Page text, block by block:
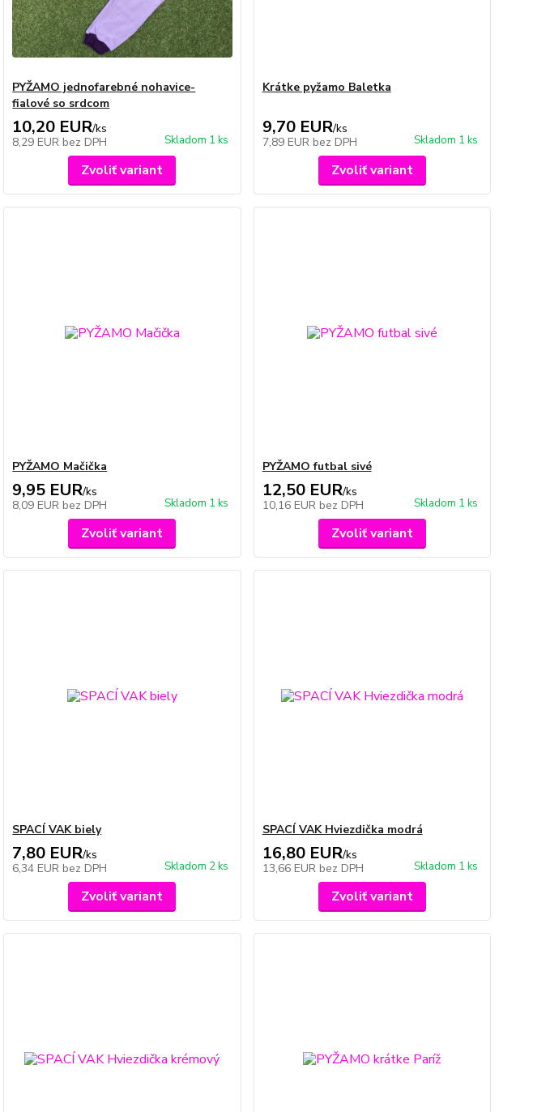
PYŽAMO jednofarebné nohavice-
fialové so srdcom
10,20 EUR/ks
8,29 EUR bez DPH Skladom 1 ks
Zvoliť variant
Krátke pyžamo Baletka
9,70 EUR/ks
7,89 EUR bez DPH Skladom 1 ks
Zvoliť variant
PYŽAMO Mačička
9,95 EUR/ks
8,09 EUR bez DPH Skladom 1 ks
Zvoliť variant
PYŽAMO futbal sivé
12,50 EUR/ks
10,16 EUR bez DPH Skladom 1 ks
Zvoliť variant
SPACÍ VAK biely
7,80 EUR/ks
6,34 EUR bez DPH Skladom 2 ks
Zvoliť variant
SPACÍ VAK Hviezdička modrá
16,80 EUR/ks
13,66 EUR bez DPH Skladom 1 ks
Zvoliť variant